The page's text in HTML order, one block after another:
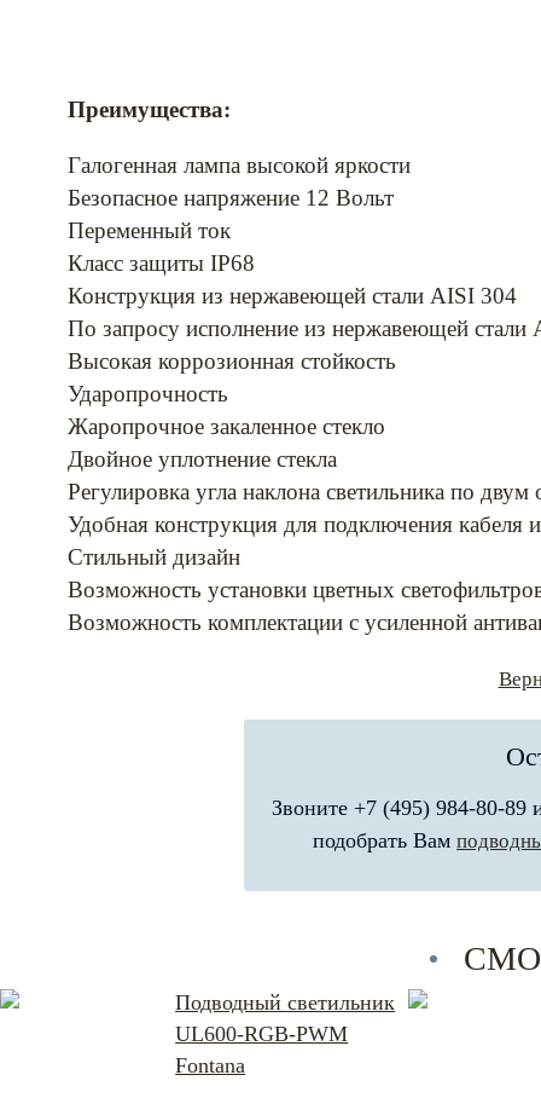
Преимущества:
Галогенная лампа высокой яркости
Безопасное напряжение 12 Вольт
Переменный ток
Класс защиты IP68
Конструкция из нержавеющей стали AISI 304
По запросу исполнение из нержавеющей стали
Высокая коррозионная стойкость
Ударопрочность
Жаропрочное закаленное стекло
Двойное уплотнение стекла
Регулировка угла наклона светильника по двум
Удобная конструкция для подключения кабеля
Стильный дизайн
Возможность установки цветных
Возможность комплектации с усиленной
Звоните +7 (495) 984-80-89
подобрать Вам
Подводный светильник
UL600-RGB-PWM
Fontana